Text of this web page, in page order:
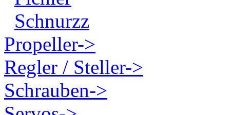
Schnurzz
Propeller->
Regler / Steller->
Schrauben->